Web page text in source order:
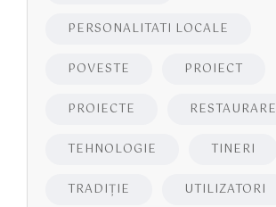
PERSONALITATI LOCALE
POVESTE PROIECT
PROIECTE RESTAURARE
TEHNOLOGIE TINERI
TRADIȚIE UTILIZATORI